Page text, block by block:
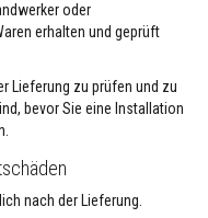
oder
erhalten und geprüft
Lieferung zu prüfen und zu
bevor Sie eine Installation
nach der Lieferung.